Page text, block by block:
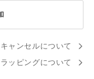
ャンセルについて
ッピングについて